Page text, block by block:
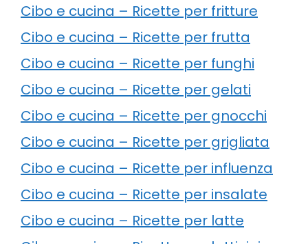
Cibo e cucina – Ricette per fritture
Cibo e cucina – Ricette per frutta
Cibo e cucina – Ricette per funghi
Cibo e cucina – Ricette per gelati
Cibo e cucina – Ricette per gnocchi
Cibo e cucina – Ricette per grigliata
Cibo e cucina – Ricette per influenza
Cibo e cucina – Ricette per insalate
Cibo e cucina – Ricette per latte